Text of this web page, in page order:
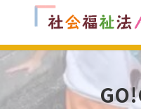
ン
ー